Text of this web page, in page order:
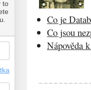
Co je
Co jsou
Nápověda